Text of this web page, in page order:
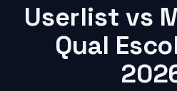
Userlist vs
Qual